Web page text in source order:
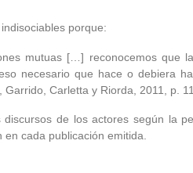
porque:
mutuas […] reconocemos que
necesario que hace o debiera
Carletta y Riorda, 2011, p.
de los actores según la
cada publicación emitida.